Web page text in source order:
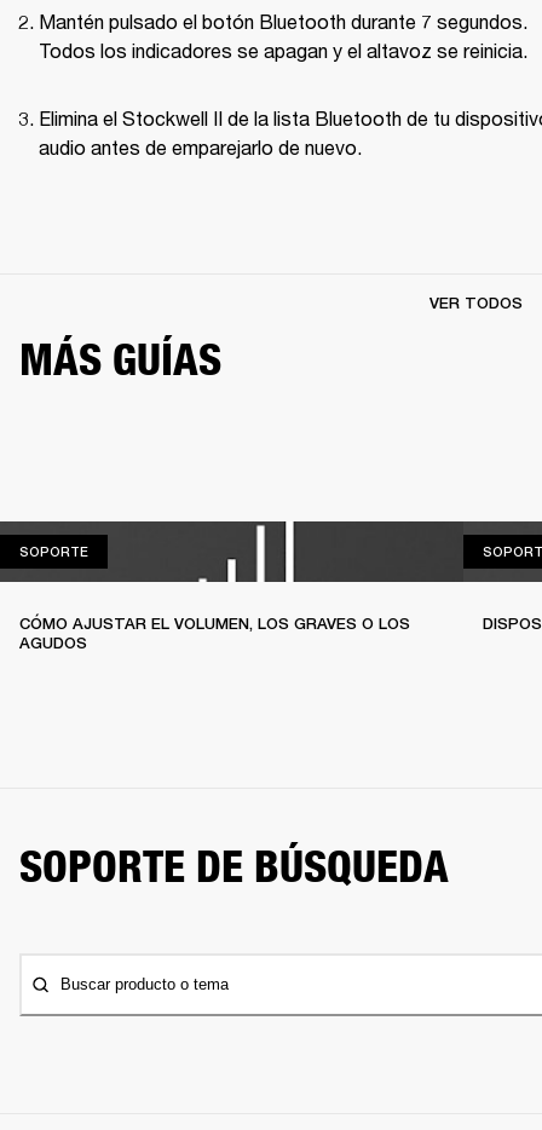
Mantén pulsado el botón Bluetooth durante 7 segundos.
Todos los indicadores se apagan y el altavoz se reinicia.
Elimina el Stockwell II de la lista Bluetooth de tu
audio antes de emparejarlo de nuevo.
MÁS GUÍAS
VER TODOS
SOPORTESOPORTE
CÓMO AJUSTAR EL VOLUMEN, LOS GRAVES O LOS
AGUDOS
SOPORTE DE BÚSQUEDA
Buscar producto o tema